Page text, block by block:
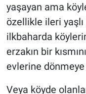
yaşayan ama
özellikle ileri
ilkbaharda
erzakın bir
evlerine dönmeye
Veya köyde